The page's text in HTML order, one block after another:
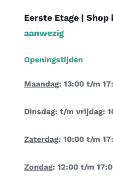
Eerste Etage |Shop
aanwezig
Openingstijden
Maandag: 13:00 t/m
Dinsdag: t/mvrijdag:
Zaterdag: 10:00 t/m
Zondag: 12:00 t/m